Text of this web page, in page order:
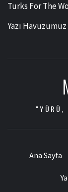
Turks For The
Yazı Havuzumuz
"YÜRÜ,
Ana Sayfa